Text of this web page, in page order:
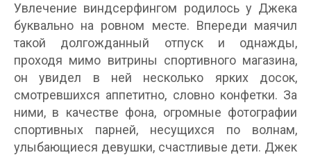
Увлечение виндсерфингом родилось у Джека
буквально на ровном месте. Впереди маячил
такой долгожданный отпуск и однажды,
проходя мимо витрины спортивного магазина,
он увидел в ней несколько ярких досок,
смотревшихся аппетитно, словно конфетки. За
ними, в качестве фона, огромные фотографии
спортивных парней, несущихся по волнам,
улыбающиеся девушки, счастливые дети. Джек